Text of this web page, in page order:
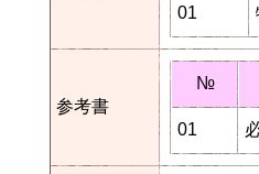
01
参考書
№
01